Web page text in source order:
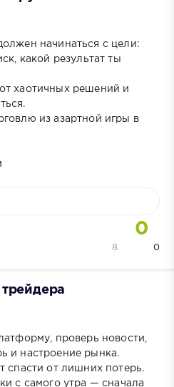
начинаться с цели:
какой результат ты
хаотичных решений и
из азартной игры в
0
0
8
проверь новости,
и настроение рынка.
спасти от лишних потерь.
с самого утра — сначала